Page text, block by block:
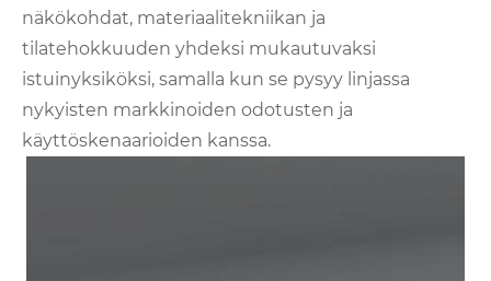
näkökohdat, materiaalitekniikan ja
tilatehokkuuden yhdeksi mukautuvaksi
istuinyksiköksi, samalla kun se pysyy linjassa
nykyisten markkinoiden odotusten ja
käyttöskenaarioiden kanssa.